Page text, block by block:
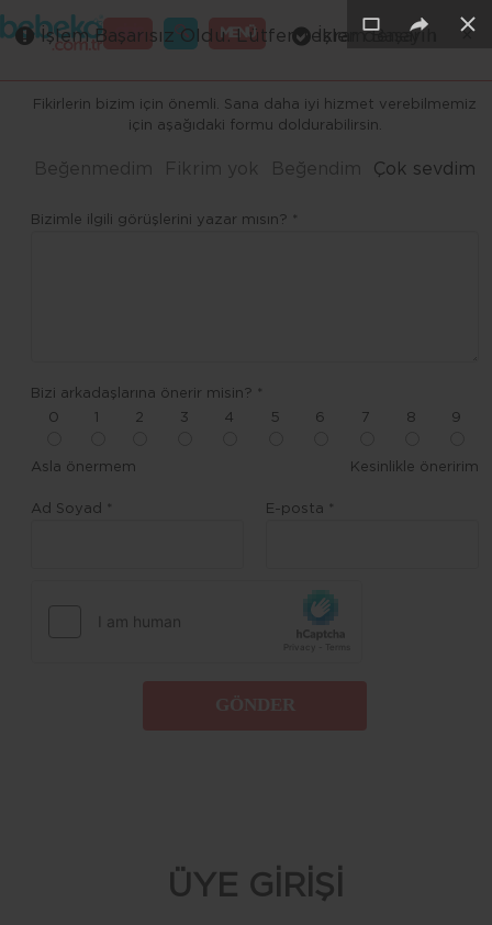
MENÜ
GİRİŞ
Fikirlerin bizim için önemli. Sana daha iyi hizmet verebilmemiz
için aşağıdaki formu doldurabilirsin.
Beğenmedim Fikrim yok Beğendim Çok sevdim
Bizimle ilgili görüşlerini yazar mısın? *
Bizi arkadaşlarına önerir misin? *
0
2 3 4 5 6 7 8 9
Asla önermem Kesinlikle öneririm
Ad Soyad * E-posta *
×
ÜYE GİRİŞİ
×
×
İşlem Başarılı ×
İşlem Başarısız Oldu. Lütfen tekrar deneyin ×